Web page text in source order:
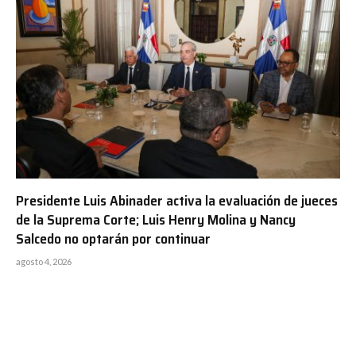
Presidente Luis Abinader activa la evaluación de jueces
de la Suprema Corte; Luis Henry Molina y Nancy
Salcedo no optarán por continuar
agosto 4, 2026